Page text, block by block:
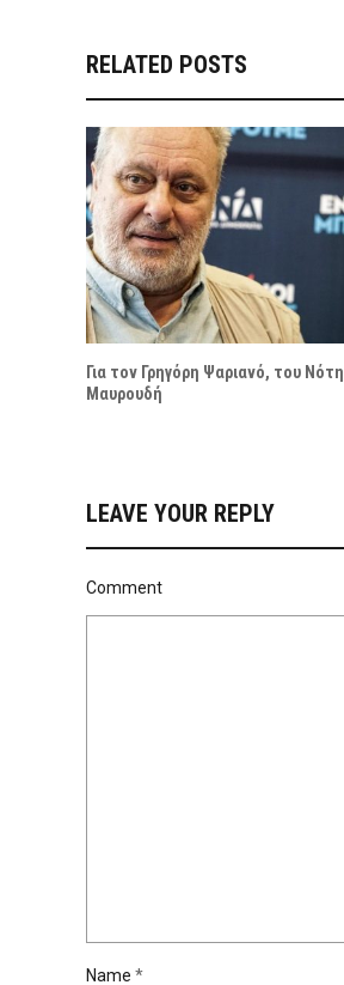
RELATED POSTS
Για τον Γρηγόρη Ψαριανό, του Νότη
Μαυρουδή
LEAVE YOUR REPLY
Comment
Name *